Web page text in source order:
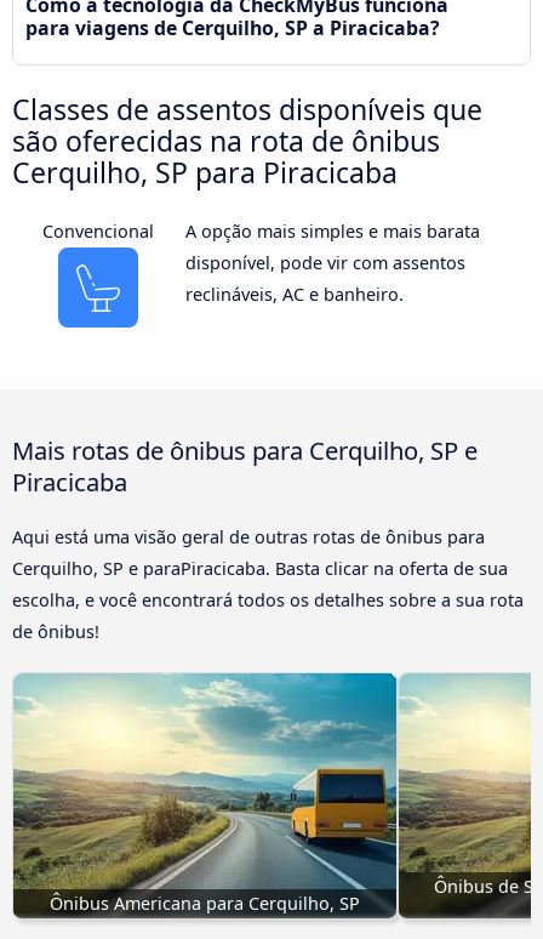
para viagens de Cerquilho, SP a Piracicaba?
Classes de assentos disponíveis que
são oferecidas na rota de ônibus
Cerquilho, SP para Piracicaba
Convencional
A opção mais simples e mais barata
disponível, pode vir com assentos
reclináveis, AC e banheiro.
Mais rotas de ônibus para Cerquilho, SP e
Piracicaba
Aqui está uma visão geral de outras rotas de ônibus para
Cerquilho, SP e paraPiracicaba. Basta clicar na oferta de sua
escolha, e você encontrará todos os detalhes sobre a sua rota
de ônibus!
Ônibus Americana para Cerquilho, SP
Ônibus de